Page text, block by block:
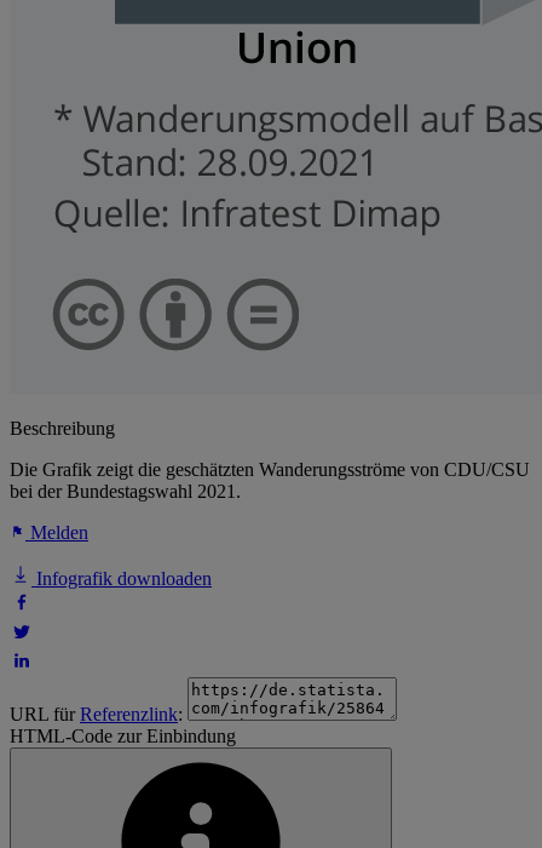
Beschreibung
Die Grafik zeigt die geschätzten Wanderungsströme von CDU/CSU
bei der Bundestagswahl 2021.
Melden
Infografik downloaden
URL fürReferenzlink:
HTML-Code zur Einbindung